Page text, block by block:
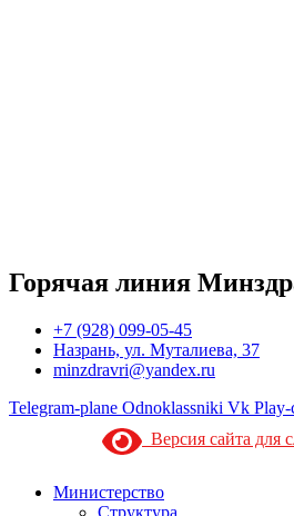
Горячая линия
+7 (928) 099-05-45
Назрань, ул. Муталиева, 37
minzdravri@yandex.ru
Telegram-plane Odnoklassniki Vk
Версия сайта для
Министерство
Структура